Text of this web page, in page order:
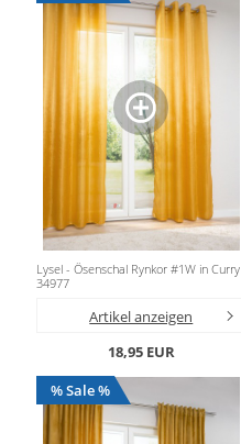
Lysel - Ösenschal Rynkor #1W in Curry
34977
Artikel anzeigen
18,95 EUR
% Sale %